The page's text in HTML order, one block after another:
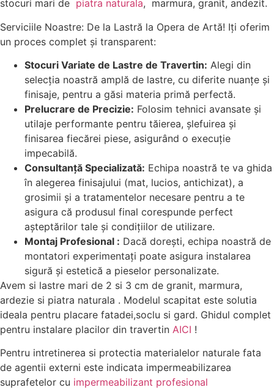
stocuri mari de piatra naturala, marmura, granit, andezit.
Serviciile Noastre: De la Lastră la Opera de Artă! Iți oferim
un proces complet și transparent:
Stocuri Variate de Lastre de Travertin: Alegi din
selecția noastră amplă de lastre, cu diferite nuanțe și
finisaje, pentru a găsi materia primă perfectă.
Prelucrare de Precizie: Folosim tehnici avansate și
utilaje performante pentru tăierea, șlefuirea și
finisarea fiecărei piese, asigurând o execuție
impecabilă.
Consultanță Specializată: Echipa noastră te va ghida
în alegerea finisajului (mat, lucios, antichizat), a
grosimii și a tratamentelor necesare pentru a te
asigura că produsul final corespunde perfect
așteptărilor tale și condițiilor de utilizare.
Montaj Profesional : Dacă dorești, echipa noastră de
montatori experimentați poate asigura instalarea
sigură și estetică a pieselor personalizate.
Avem si lastre mari de 2 si 3 cm de granit, marmura,
ardezie si piatra naturala . Modelul scapitat este solutia
ideala pentru placare fatadei,soclu si gard. Ghidul complet
pentru instalare placilor din travertin AICI !
Pentru intretinerea si protectia materialelor naturale fata
de agentii externi este indicata impermeabilizarea
suprafetelor cu impermeabilizant profesional